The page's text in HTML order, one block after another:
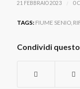
21 FEBBRAIO 2023 / 0
TAGS: FIUME SENIO,
Condividi